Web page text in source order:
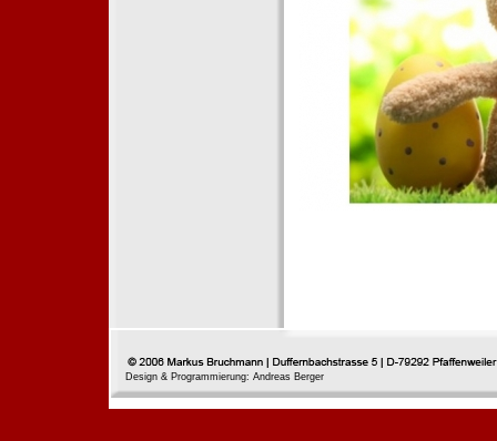
Design & Programmierung: Andreas Berger